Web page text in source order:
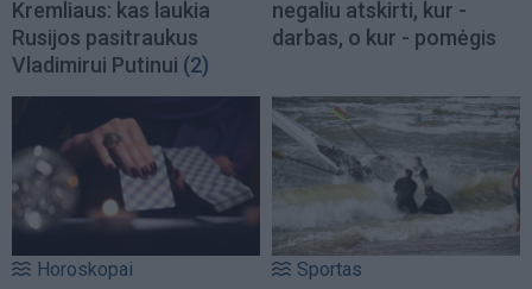
Kremliaus: kas laukia
Rusijos pasitraukus
Vladimirui Putinui (2)
negaliu atskirti, kur -
darbas, o kur - pomėgis
Horoskopai Sportas